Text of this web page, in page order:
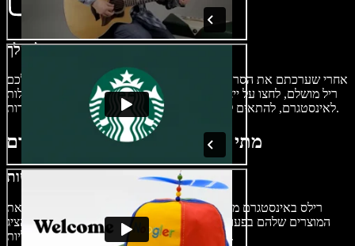
ייצא את הריל שלך
אחרי שערכתם את הסרטון וצפיתם בתצוגה מקדימה כדי לוודא שיש לכם
ריל מושלם, לחצו על ייצוא והורידו את היצירה המוגמרת. תוכלו להעלות
לאינסטגרם, להתאים לטיקטוק או לשתף ברשתות החברתיות האחרות.
מתי להשתמש ברילס של אינסטגרם
סרטוני הדגמת מוצר ורכישות
רילס באינסטגרם מספקים פלטפורמה מרתקת לעסקים להראות את
המוצרים שלהם בפעולה, להדגיש תכונות עיקריות, לספר סיפור, להציג
שימוש אמיתי ולעורר עניין ומכירות פוטנציאליות.